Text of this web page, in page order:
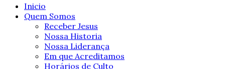
Inicio
Quem Somos
Receber Jesus
Nossa Historia
Nossa Liderança
Em que Acreditamos
Horários de Culto